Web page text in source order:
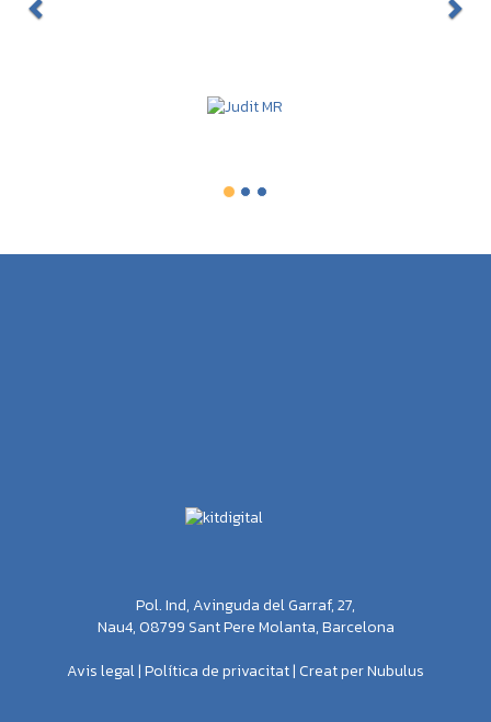
Pol. Ind, Avinguda del Garraf, 27,
Nau4, 08799 Sant Pere Molanta, Barcelona
Avis legal|Política de privacitat|Creat per Nubulus